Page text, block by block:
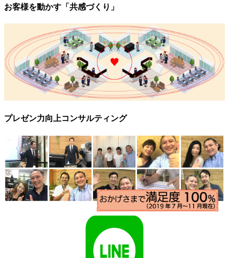
お客様を動かす「共感づくり」
プレゼン力向上コンサルティング